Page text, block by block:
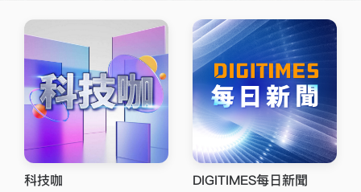
科技咖 DIGITIMES每日新聞